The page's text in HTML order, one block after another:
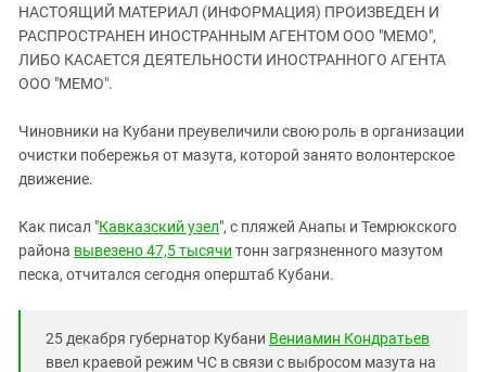
Краснодарский край
Российская Федерация
Северная Осетия - Алания
СКФО
Ставропольский край
Чечня
Южная Осетия
НАСТОЯЩИЙ МАТЕРИАЛ (ИНФОРМАЦИЯ) ПРОИЗВЕДЕН И
РАСПРОСТРАНЕН ИНОСТРАННЫМ АГЕНТОМ ООО "МЕМО",
ЛИБО КАСАЕТСЯ ДЕЯТЕЛЬНОСТИ ИНОСТРАННОГО АГЕНТА
ООО "МЕМО".
Чиновники на Кубани преувеличили свою роль в организации
очистки побережья от мазута, которой занято волонтерское
движение.
Как писал "Кавказский узел", с пляжей Анапы и Темрюкского
района вывезено 47,5 тысячи тонн загрязненного мазутом
песка, отчитался сегодня оперштаб Кубани.
25 декабря губернатор Кубани Вениамин Кондратьев
ввел краевой режим ЧС в связи с выбросом мазута на